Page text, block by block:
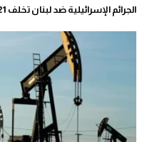
الجرائم الإسرائيلية ضد لبنان تخلف 1021 شهيدا و2641 جريحا